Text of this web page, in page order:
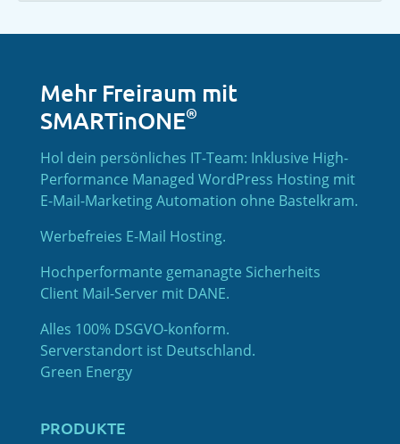
Mehr Freiraum mit
SMARTinONE®
Hol dein persönliches IT-Team: Inklusive High-
Performance Managed WordPress Hosting mit
E-Mail-Marketing Automation ohne Bastelkram.
Werbefreies E-Mail Hosting.
Hochperformante gemanagte Sicherheits
Client Mail-Server mit DANE.
Alles 100% DSGVO-konform.
Serverstandort ist Deutschland.
Green Energy
PRODUKTE